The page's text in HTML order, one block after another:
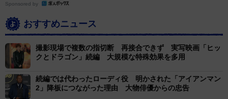
Sponsored by
おすすめニュース
撮影現場で複数の指切断 再接合できず 実写映画「ヒッ
クとドラゴン」続編 大規模な特殊効果を多用
続編では代わったローディ役 明かされた「アイアンマン
2」降板につながった理由 大物俳優からの忠告